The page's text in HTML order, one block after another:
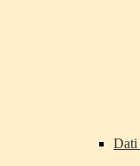
Dati